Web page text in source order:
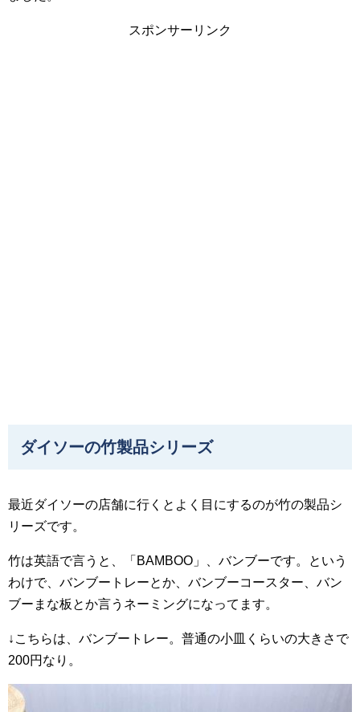
スポンサーリンク
ダイソーの竹製品シリーズ
最近ダイソーの店舗に行くとよく目にするのが竹の製品シ
リーズです。
竹は英語で言うと、「BAMBOO」、バンブーです。という
わけで、バンブートレーとか、バンブーコースター、バン
ブーまな板とか言うネーミングになってます。
↓こちらは、バンブートレー。普通の小皿くらいの大きさで
200円なり。